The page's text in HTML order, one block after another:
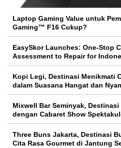
Laptop Gaming Value untuk
Gaming™ F16 Cukup?
EasySkor Launches: One-Stop
Assessment to Repair for
Kopi Legi, Destinasi Menikmati
dalam Suasana Hangat dan
Mixwell Bar Seminyak,
dengan Cabaret Show
Three Buns Jakarta, Destinasi
Cita Rasa Gourmet di Jantung